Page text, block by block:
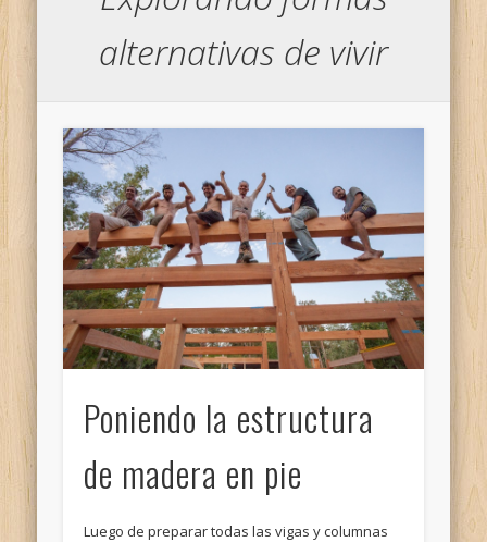
alternativas de vivir
Poniendo la estructura
de madera en pie
Luego de preparar todas las vigas y columnas